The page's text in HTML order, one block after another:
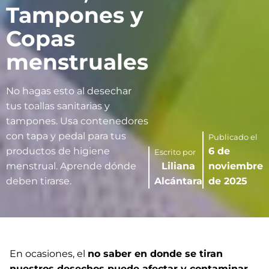
Tampones y
Copas
menstruales
No hagas esto al desechar
tus toallas sanitarias y
tampones. Usa contenedores
con tapa y pedal para tus
productos de higiene
menstrual. Aprende dónde
deben tirarse.
Escrito por
Liliana
Alcántara
Publicado el
6 de
noviembre
de 2025
En ocasiones, el no saber en donde se tiran